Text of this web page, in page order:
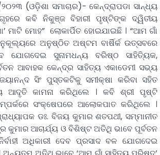
୨୦୨୩ (ଓଡ଼ିଶା ସମାଚାର)- କେନ୍ଦ୍ରାପଡା ସାନ୍ଧ୍ୟ
କବି ନିକୁଞ୍ଜ ବିହାରୀ ପୃଷ୍ଟିଙ୍କ ଦ୍ୱିତୀୟ
ମାଟି ମୋହ” ଲୋକାର୍ପିତ ହୋଇଯାଇଛି । “ଆମ ଗାଁ
ଅନୁଷ୍ଠିତ ଅଷ୍ଟମ ବାର୍ଷିର୍କ ଉତ୍ସବରେ
ଯୋଗଦେଇ ସୁନାମଧନ୍ୟ ବରିଷ୍ଠ ସାହିତି୍ୟକ,
ଆବାହକ କେନ୍ଦ୍ର ସାହିତ୍ୟ ଏକାଡେମୀ ସଭ୍ୟ
ସିଂ ପୁସ୍ତକଟିକୁ ସମୀକ୍ଷା କରିବା ସହିତ
ଆଦୃତି କାମନା କରିଥିଲେ । କବି ଶ୍ରୀ ପୃଷ୍ଟି
ସଂକ୍ଷେପରେ ଆଲୋକପାତ କରିଥିଲେ ।
ଡଃ. ବିଜୟ କୁମାର ଶତପଥୀ, ସମ୍ମାନୀତ
କୁମାର ଆଚାର୍ଯ୍ୟ ଓ ବିଶିଷ୍ଟ ଅତିଥି ଭାବେ ପୂର୍ବତନ
ଅଧିକାରୀ ଦେବ ପ୍ରସାଦ ବଳ ଯୋଗଦେଇ